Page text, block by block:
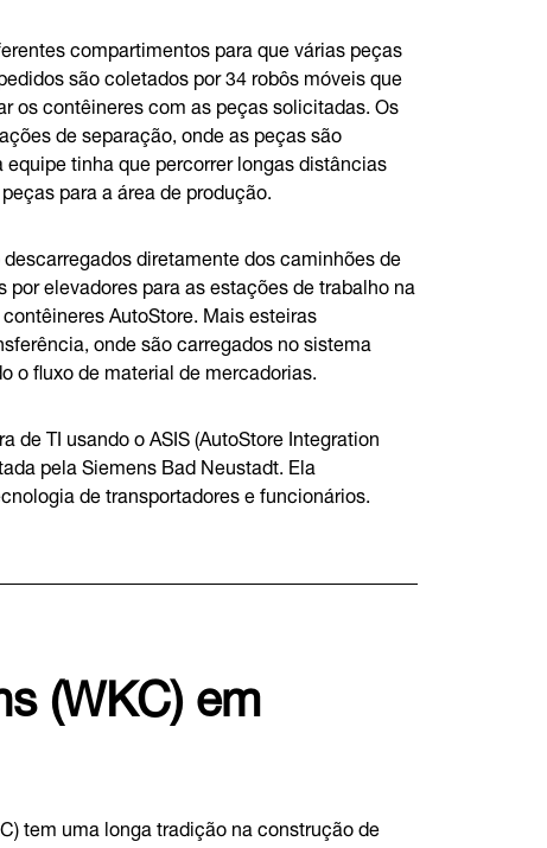
compartimentos para que várias peças
são coletados por 34 robôs móveis que
os contêineres com as peças solicitadas. Os
de separação, onde as peças são
tinha que percorrer longas distâncias
para a área de produção.
diretamente dos caminhões de
elevadores para as estações de trabalho na
AutoStore. Mais esteiras
onde são carregados no sistema
o fluxo de material de mercadorias.
TI usando o ASIS (AutoStore Integration
pela Siemens Bad Neustadt. Ela
de transportadores e funcionários.
(WKC) em
tem uma longa tradição na construção de